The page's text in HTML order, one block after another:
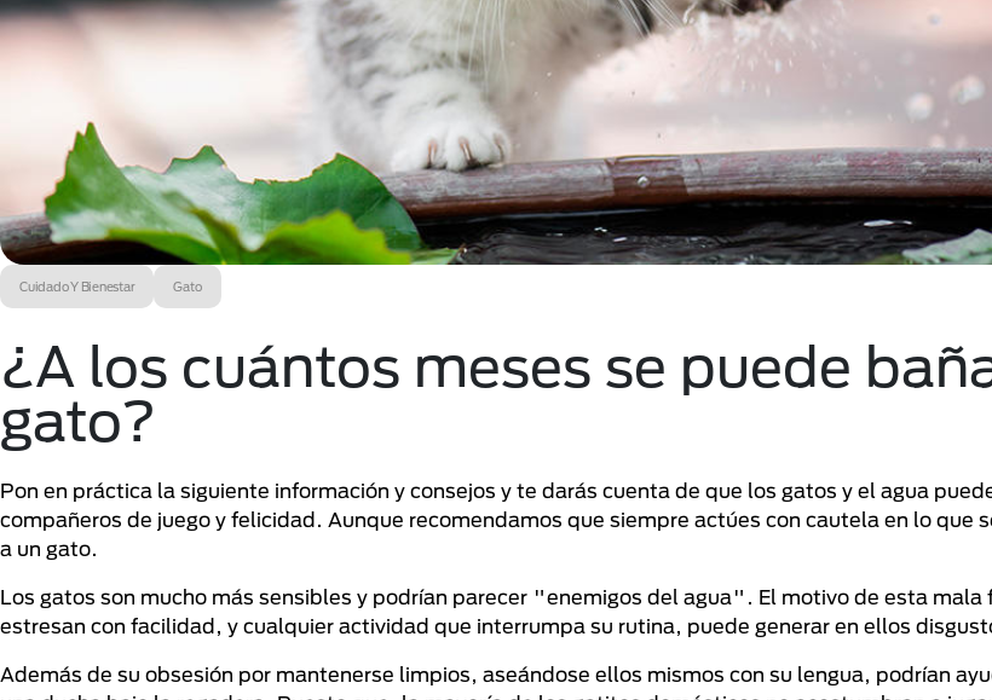
Cuidado Y Bienestar Gato
¿A los cuántos meses se puede
gato?
Pon en práctica la siguiente información y consejos y te darás cuenta de que los gatos y el agua
compañeros de juego y felicidad. Aunque recomendamos que siempre actúes con cautela en lo que
a un gato.
Los gatos son mucho más sensibles y podrían parecer "enemigos del agua". El motivo de esta mala
estresan con facilidad, y cualquier actividad que interrumpa su rutina, puede generar en ellos
Además de su obsesión por mantenerse limpios, aseándose ellos mismos con su lengua, podrían